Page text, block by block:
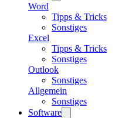
Word
Tipps & Tricks
Sonstiges
Excel
Tipps & Tricks
Sonstiges
Outlook
Sonstiges
Allgemein
Sonstiges
Software